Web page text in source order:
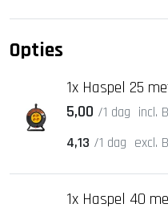
Opties
1x Haspel 25
5,00 /1 dag incl.
4,13 /1 dag excl.
1x Haspel 40